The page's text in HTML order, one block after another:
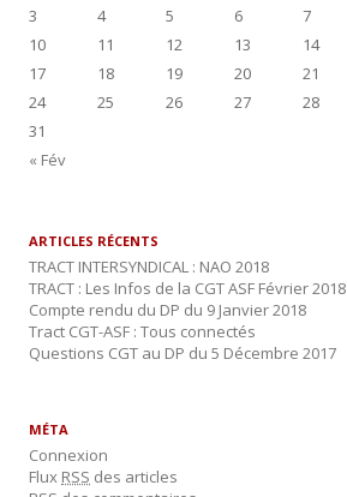
« Fév
3
4 5 6 7
10
11 12 13 14
17
18 19 20 21
24
25 26 27 28
31
ARTICLES RÉCENTS
TRACT INTERSYNDICAL : NAO 2018
TRACT : Les Infos de la CGT ASF Février 2018
Compte rendu du DP du 9 Janvier 2018
Tract CGT-ASF : Tous connectés
Questions CGT au DP du 5 Décembre 2017
MÉTA
Connexion
Flux RSS des articles